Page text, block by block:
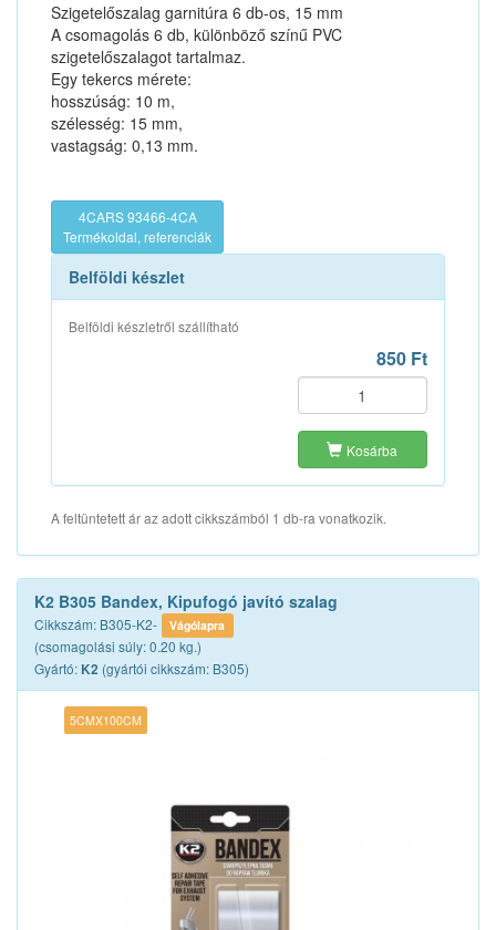
Szigetelőszalag garnitúra 6 db-os, 15 mm
A csomagolás 6 db, különböző színű PVC
szigetelőszalagot tartalmaz.
Egy tekercs mérete:
hosszúság: 10 m,
szélesség: 15 mm,
vastagság: 0,13 mm.
4CARS 93466-4CA
Termékoldal, referenciák
Belföldi készlet
Belföldi készletről szállítható
850 Ft
Kosárba
A feltüntetett ár az adott cikkszámból 1 db-ra vonatkozik.
K2 B305 Bandex, Kipufogó javító szalag
Cikkszám: B305-K2- Vágólapra
(csomagolási súly: 0.20 kg.)
Gyártó: K2 (gyártói cikkszám: B305)
5CMX100CM